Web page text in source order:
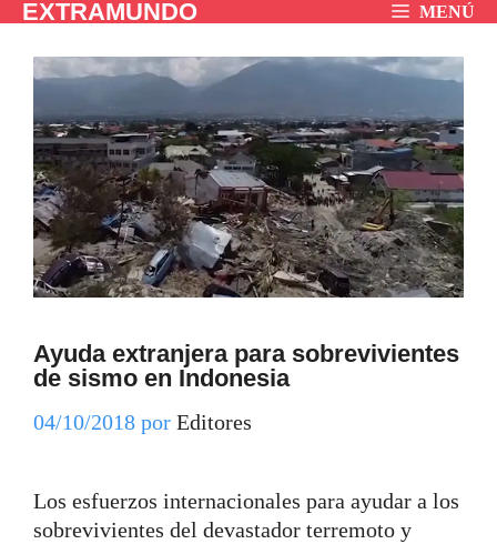
Saltar
contenido
EXTRAMUNDO MENÚ
Ayuda extranjera para sobrevivientes
de sismo en Indonesia
04/10/2018 por Editores
Los esfuerzos internacionales para ayudar a los
sobrevivientes del devastador terremoto y